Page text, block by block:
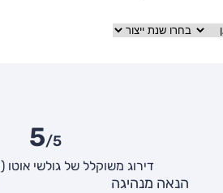
5/5
דירוג משוקלל של גולשי אוטו (1 חוות דעת)
הנאה מנהיגה